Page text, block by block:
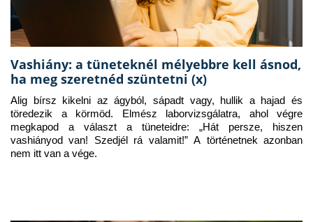
Vashiány: a tüneteknél mélyebbre kell ásnod,
ha meg szeretnéd szüntetni (x)
Alig bírsz kikelni az ágyból, sápadt vagy, hullik a hajad és
töredezik a körmöd. Elmész laborvizsgálatra, ahol végre
megkapod a választ a tüneteidre: „Hát persze, hiszen
vashiányod van! Szedjél rá valamit!” A történetnek azonban
nem itt van a vége.